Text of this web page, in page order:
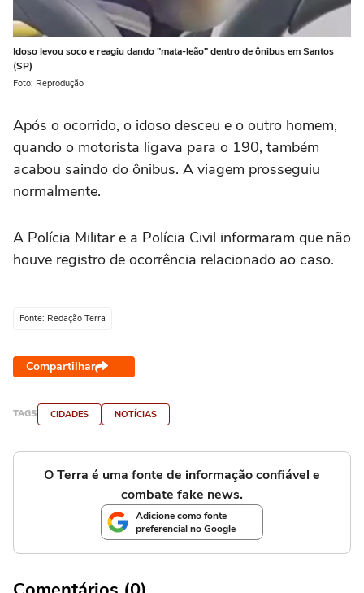
Idoso levou soco e reagiu dando "mata-leão" dentro de ônibus em Santos
(SP)
Foto: Reprodução
Após o ocorrido, o idoso desceu e o outro homem,
quando o motorista ligava para o 190, também
acabou saindo do ônibus. A viagem prosseguiu
normalmente.
A Polícia Militar e a Polícia Civil informaram que não
houve registro de ocorrência relacionado ao caso.
Fonte: Redação Terra
Compartilhar
TAGS CIDADES NOTÍCIAS
O Terra é uma fonte de informação confiável e
combate fake news.
Adicione como fonte
preferencial no Google